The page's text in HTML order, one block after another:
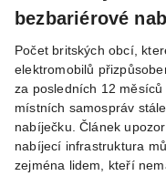
bezbariérové
Počet britských obcí,
elektromobilů
za posledních 12
místních samospráv
nabíječku. Článek
nabíjecí infrastruktura
zejména lidem, kteří